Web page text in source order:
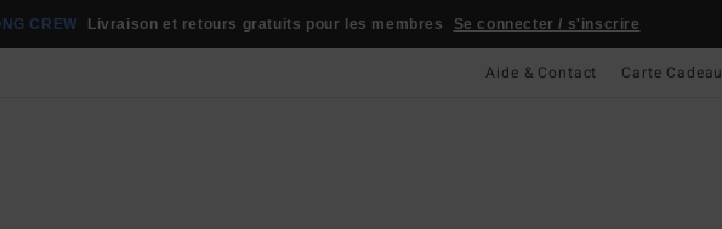
CREW Livraison et retours gratuits pour les membres Se connecter / s'inscrire
Aide & Contact Carte Cadeau